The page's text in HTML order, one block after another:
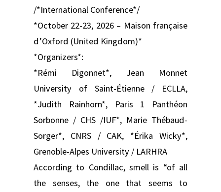
/*International Conference*/
*October 22-23, 2026 – Maison française
d’Oxford (United Kingdom)*
*Organizers*:
*Rémi Digonnet*, Jean Monnet
University of Saint-Étienne / ECLLA,
*Judith Rainhorn*, Paris 1 Panthéon
Sorbonne / CHS /IUF*, Marie Thébaud-
Sorger*, CNRS / CAK, *Érika Wicky*,
Grenoble-Alpes University / LARHRA
According to Condillac, smell is “of all
the senses, the one that seems to